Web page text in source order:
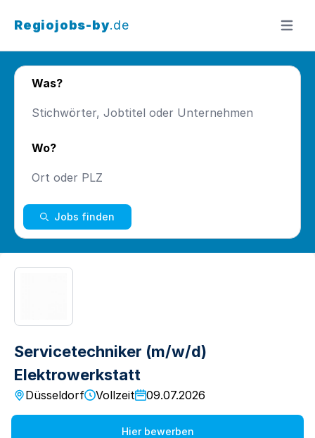
Regiojobs-by.de Menü
Was?
Wo?
Jobs finden
Servicetechniker (m/w/d)
Elektrowerkstatt
Düsseldorf Vollzeit 09.07.2026
Hier bewerben